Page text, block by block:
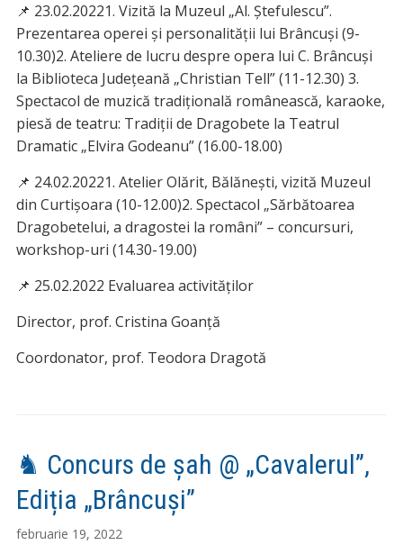
📌 23.02.20221. Vizită la Muzeul „Al. Ștefulescu”.
Prezentarea operei și personalității lui Brâncuși (9-
10.30)2. Ateliere de lucru despre opera lui C. Brâncuși
la Biblioteca Județeană „Christian Tell” (11-12.30) 3.
Spectacol de muzică tradițională românească, karaoke,
piesă de teatru: Tradiții de Dragobete la Teatrul
Dramatic „Elvira Godeanu” (16.00-18.00)
📌 24.02.20221. Atelier Olărit, Bălănești, vizită Muzeul
din Curtișoara (10-12.00)2. Spectacol „Sărbătoarea
Dragobetelui, a dragostei la români” – concursuri,
workshop-uri (14.30-19.00)
📌 25.02.2022 Evaluarea activităților
Director, prof. Cristina Goanță
Coordonator, prof. Teodora Dragotă
♞ Concurs de șah @ „Cavalerul”,
Ediția „Brâncuși”
februarie 19, 2022